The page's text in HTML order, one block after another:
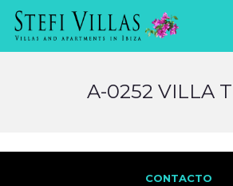
A-0252 VILLA
CONTACTO